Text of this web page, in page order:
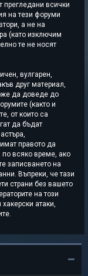
всички
на тези форуми
а не на
(като изключим
те не носят
вулгарен,
друг материал,
да доведе до
(както и
от които са
да бъдат
правото да
по всяко време, ако
записването на
Въпреки, че тази
страни без вашето
на този
атаки,